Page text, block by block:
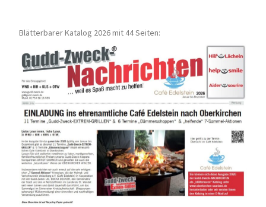
Blätterbarer Katalog 2026 mit 44 Seiten: